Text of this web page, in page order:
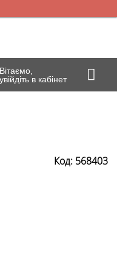
Вітаємо,
увійдіть в кабінет
Код: 568403